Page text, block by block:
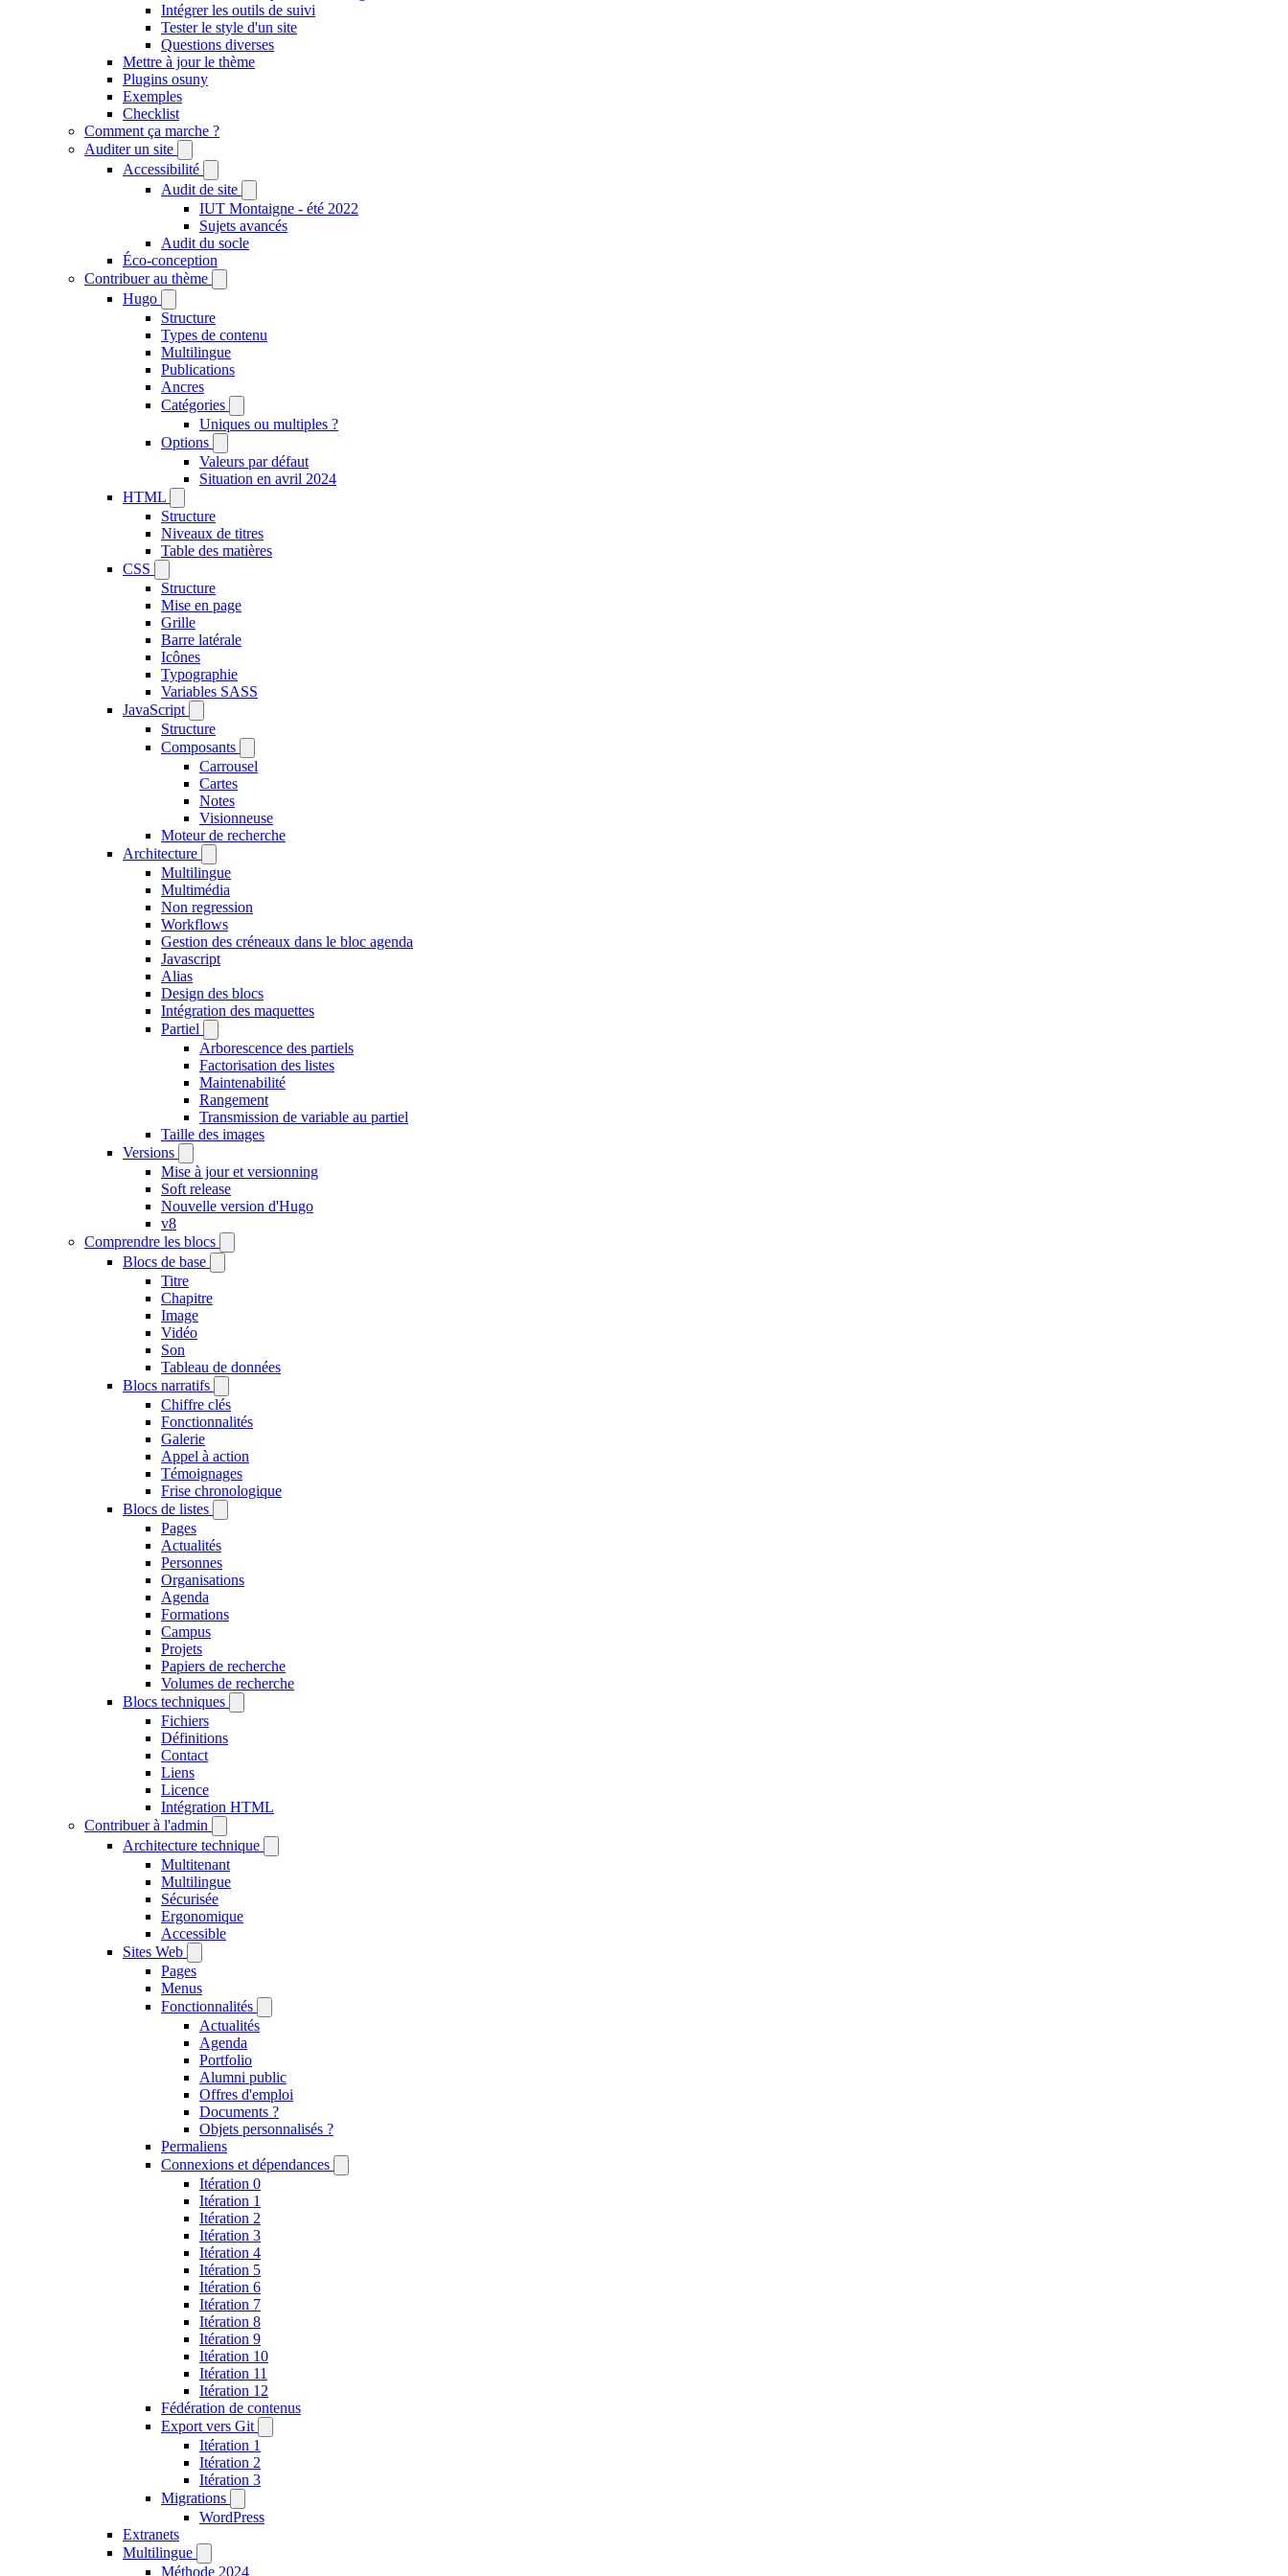
Intégrer les outils de suivi
Tester le style d'un site
Questions diverses
Mettre à jour le thème
Plugins osuny
Exemples
Checklist
Comment ça marche ?
Auditer un site
Accessibilité
Audit de site
IUT Montaigne - été 2022
Sujets avancés
Audit du socle
Éco-conception
Contribuer au thème
Hugo
Structure
Types de contenu
Multilingue
Publications
Ancres
Catégories
Uniques ou multiples ?
Options
Valeurs par défaut
Situation en avril 2024
HTML
Structure
Niveaux de titres
Table des matières
CSS
Structure
Mise en page
Grille
Barre latérale
Icônes
Typographie
Variables SASS
JavaScript
Structure
Composants
Carrousel
Cartes
Notes
Visionneuse
Moteur de recherche
Architecture
Multilingue
Multimédia
Non regression
Workflows
Gestion des créneaux dans le bloc agenda
Javascript
Alias
Design des blocs
Intégration des maquettes
Partiel
Arborescence des partiels
Factorisation des listes
Maintenabilité
Rangement
Transmission de variable au partiel
Taille des images
Versions
Mise à jour et versionning
Soft release
Nouvelle version d'Hugo
v8
Comprendre les blocs
Blocs de base
Titre
Chapitre
Image
Vidéo
Son
Tableau de données
Blocs narratifs
Chiffre clés
Fonctionnalités
Galerie
Appel à action
Témoignages
Frise chronologique
Blocs de listes
Pages
Actualités
Personnes
Organisations
Agenda
Formations
Campus
Projets
Papiers de recherche
Volumes de recherche
Blocs techniques
Fichiers
Définitions
Contact
Liens
Licence
Intégration HTML
Contribuer à l'admin
Architecture technique
Multitenant
Multilingue
Sécurisée
Ergonomique
Accessible
Sites Web
Pages
Menus
Fonctionnalités
Actualités
Agenda
Portfolio
Alumni public
Offres d'emploi
Documents ?
Objets personnalisés ?
Permaliens
Connexions et dépendances
Itération 0
Itération 1
Itération 2
Itération 3
Itération 4
Itération 5
Itération 6
Itération 7
Itération 8
Itération 9
Itération 10
Itération 11
Itération 12
Fédération de contenus
Export vers Git
Itération 1
Itération 2
Itération 3
Migrations
WordPress
Extranets
Multilingue
Méthode 2024